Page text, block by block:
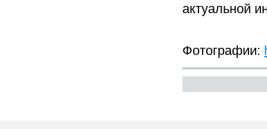
актуальной
Фотографии: